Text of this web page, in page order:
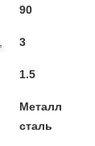
90
3
1.5
Металл
сталь